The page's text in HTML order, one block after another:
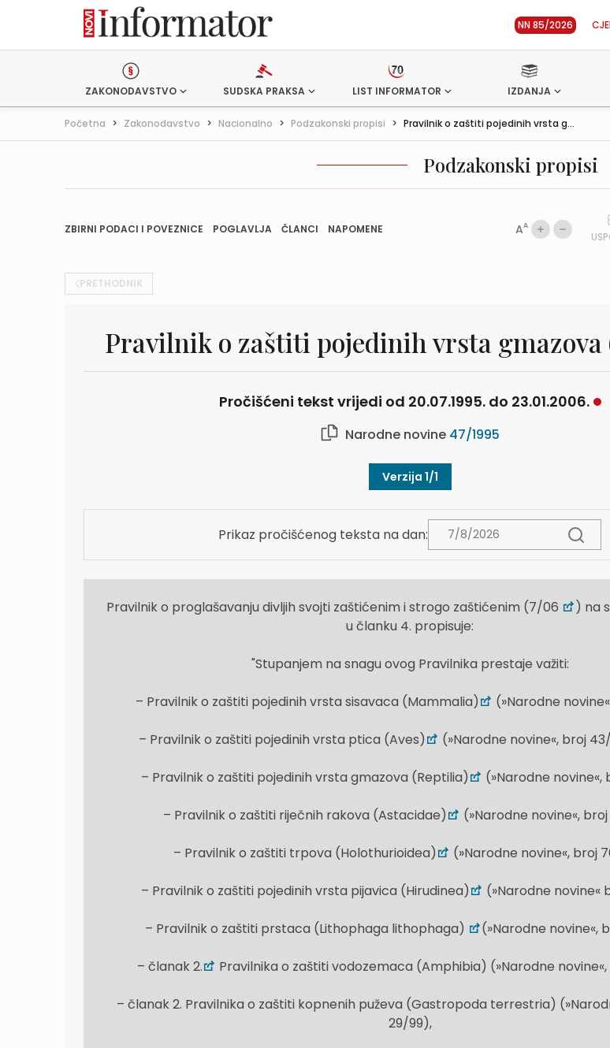
NN 85/2026
ZAKONODAVSTVO SUDSKA PRAKSA LIST INFORMATOR IZDANJA
Početna > Zakonodavstvo > Nacionalno > Podzakonski propisi > Pravilnik o zaštiti pojedinih vrsta g...
Podzakonski propisi
ZBIRNI PODACI I POVEZNICE POGLAVLJA ČLANCI NAPOMENE AA
PRETHODNIK
Pravilnik o zaštiti pojedinih vrsta gmazova
Pročišćeni tekst vrijedi od 20.07.1995. do 23.01.2006.
Narodne novine 47/1995
Verzija 1/1
Prikaz pročišćenog teksta na dan:
Pravilnik o proglašavanju divljih svojti zaštićenim i strogo zaštićenim (7/06
) na
u članku 4. propisuje:
"Stupanjem na snagu ovog Pravilnika prestaje važiti:
– Pravilnik o zaštiti pojedinih vrsta sisavaca (Mammalia) (»Narodne
– Pravilnik o zaštiti pojedinih vrsta ptica (Aves) (»Narodne novine«, broj
– Pravilnik o zaštiti pojedinih vrsta gmazova (Reptilia) (»Narodne
– Pravilnik o zaštiti riječnih rakova (Astacidae) (»Narodne novine«,
– Pravilnik o zaštiti trpova (Holothurioidea) (»Narodne novine«, broj
– Pravilnik o zaštiti pojedinih vrsta pijavica (Hirudinea) (»Narodne novine«
– Pravilnik o zaštiti prstaca (Lithophaga lithophaga) (»Narodne novine«,
– članak 2. Pravilnika o zaštiti vodozemaca (Amphibia) (»Narodne
– članak 2. Pravilnika o zaštiti kopnenih puževa (Gastropoda terrestria)
29/99),